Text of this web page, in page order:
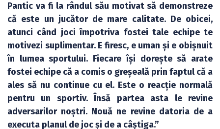
Pantic va fi la rândul său motivat să demonstreze
că este un jucător de mare calitate. De obicei,
atunci când joci împotriva fostei tale echipe te
motivezi suplimentar. E firesc, e uman și e obișnuit
în lumea sportului. Fiecare își dorește să arate
fostei echipe că a comis o greșeală prin faptul că a
ales să nu continue cu el. Este o reacție normală
pentru un sportiv. Însă partea asta le revine
adversarilor noștri. Nouă ne revine datoria de a
executa planul de joc și de a câștiga.”